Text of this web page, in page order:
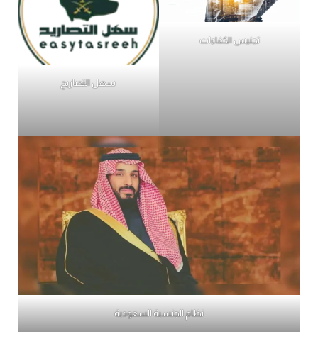
تجنيس الكفاءات
سهل التصاريح
نظام الجنسية السعودية